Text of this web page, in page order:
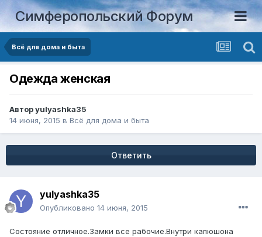
Симферопольский Форум
Всё для дома и быта
Одежда женская
Авторyulyashka35
14 июня, 2015 в Всё для дома и быта
Ответить
yulyashka35
Опубликовано 14 июня, 2015
Состояние отличное.Замки все рабочие.Внутри капюшона